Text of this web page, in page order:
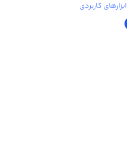
ابزار‌های کاربردی